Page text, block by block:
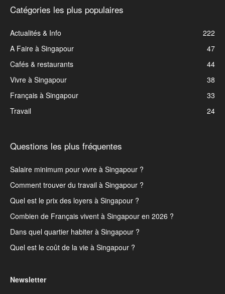
Catégories les plus populaires
Actualités & Info
222
A Faire à Singapour
47
Cafés & restaurants
44
Vivre à Singapour
38
Français à Singapour
33
Travail
24
Questions les plus fréquentes
Salaire minimum pour vivre à Singapour ?
Comment trouver du travail à Singapour ?
Quel est le prix des loyers à Singapour ?
Combien de Français vivent à Singapour en 2026 ?
Dans quel quartier habiter à Singapour ?
Quel est le coût de la vie à Singapour ?
Newsletter